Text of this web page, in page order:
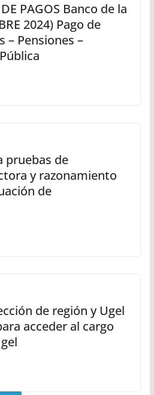
PAGOS Banco de la
2024) Pago de
– Pensiones –
pruebas de
y razonamiento
de
de región y Ugel
acceder al cargo